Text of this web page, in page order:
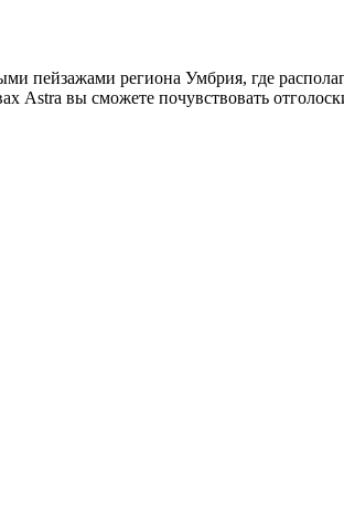
пейзажами региона Умбрия, где
Astra вы сможете почувствовать